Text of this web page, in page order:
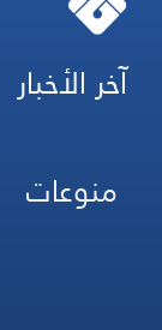
آخر الأخبار
منوعات